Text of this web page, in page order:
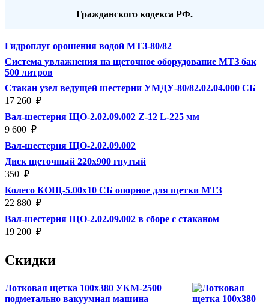
Гражданского кодекса РФ.
Гидроплуг орошения водой МТЗ-80/82
Система увлажнения на щеточное оборудование МТЗ бак
500 литров
Стакан узел ведущей шестерни УМДУ-80/82.02.04.000 СБ
17 260 ₽
Вал-шестерня ЩО-2.02.09.002 Z-12 L-225 мм
9 600 ₽
Вал-шестерня ЩО-2.02.09.002
Диск щеточный 220х900 гнутый
350 ₽
Колесо КОЩ-5.00х10 СБ опорное для щетки МТЗ
22 880 ₽
Вал-шестерня ЩО-2.02.09.002 в сборе с стаканом
19 200 ₽
Скидки
Лотковая щетка 100х380 УКМ-2500
подметально вакуумная машина